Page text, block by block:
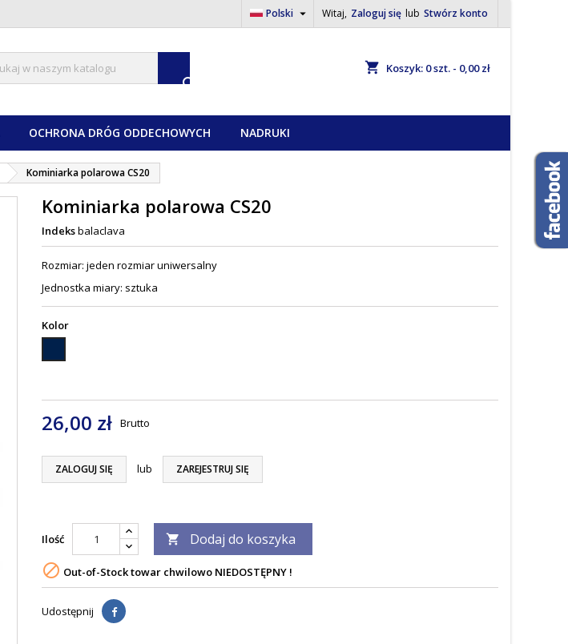
Witaj, Zaloguj się lub Stwórz konto
Polski 
shopping_cart Koszyk: 0szt. - 0,00 zł

OCHRONA DRÓG ODDECHOWYCH NADRUKI
Kominiarka polarowa CS20
Kominiarka polarowa CS20
Indeksbalaclava
Rozmiar: jeden rozmiar uniwersalny
Jednostka miary: sztuka
Kolor
26,00 zł Brutto
ZALOGUJ SIĘ lub ZAREJESTRUJ SIĘ
Ilość  Dodaj do koszyka
 Out-of-Stock towar chwilowo NIEDOSTĘPNY !
Udostępnij